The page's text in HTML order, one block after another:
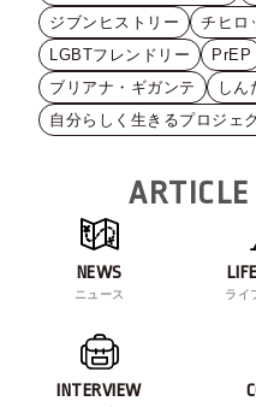
ジブンヒストリー
チヒロ
LGBTフレンドリー
PrEP
ブリアナ・ギガンテ
しん
自分らしく生きるプロジェ
ARTICLE
NEWS
ニュース ライ
INTERVIEW